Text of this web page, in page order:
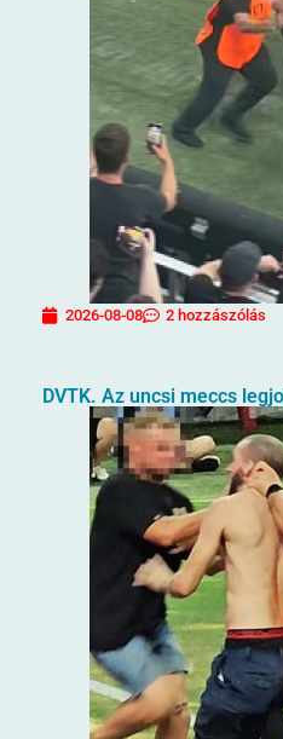
2026-08-08 2 hozzászólás
DVTK. Az uncsi meccs